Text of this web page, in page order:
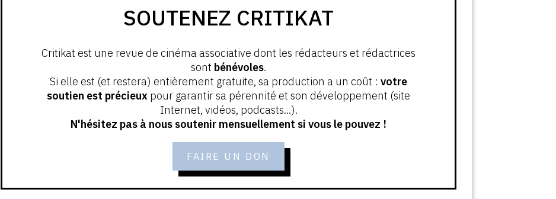
SOUTENEZ CRITIKAT
Critikat est une revue de cinéma associative dont les rédacteurs et rédactrices
sont bénévoles.
Si elle est (et restera) entièrement gratuite, sa production a un coût : votre
soutien est précieux pour garantir sa pérennité et son développement (site
Internet, vidéos, podcasts...).
N'hésitez pas à nous soutenir mensuellement si vous le pouvez !
FAIRE UN DON